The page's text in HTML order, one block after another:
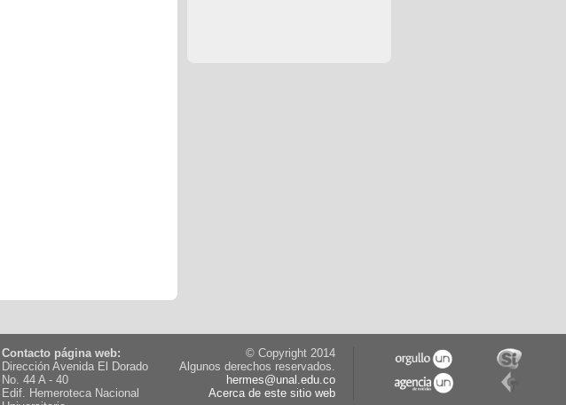
Contacto página web:
Dirección Avenida El Dorado
No. 44 A - 40
Edif. Hemeroteca Nacional
© Copyright 2014
Algunos derechos reservados.
hermes@unal.edu.co
Acerca de este sitio web